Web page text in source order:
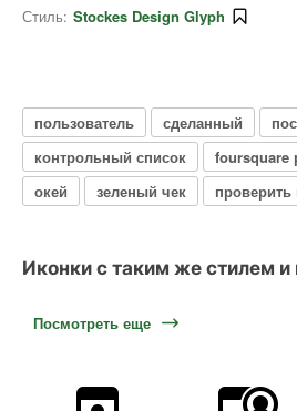
Стиль: Stockes Design Glyph
пользователь сделанный
контрольный список
foursquare
окей
зеленый чек проверить
Иконки с таким же стилем и
Посмотреть еще